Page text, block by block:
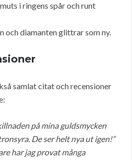
i ringens spår och runt
och diamanten glittrar som ny.
samlat citat och recensioner
på mina guldsmycken
De ser helt nya ut igen!”
har jag provat många